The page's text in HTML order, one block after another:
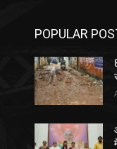
POPULAR